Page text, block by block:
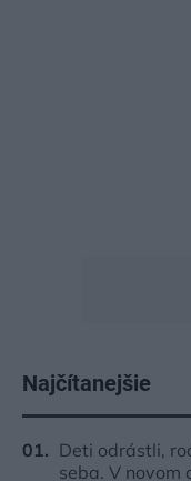
Najčítanejšie
Deti odrástli,
seba. V novom